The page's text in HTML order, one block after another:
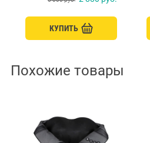
КУПИТЬ
Похожие товары